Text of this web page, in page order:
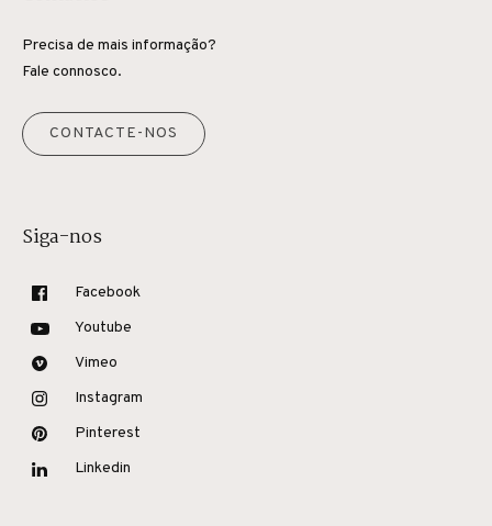
Precisa de mais informação?
Fale connosco.
CONTACTE-NOS
Siga-nos
Facebook
Youtube
Vimeo
Instagram
Pinterest
Linkedin